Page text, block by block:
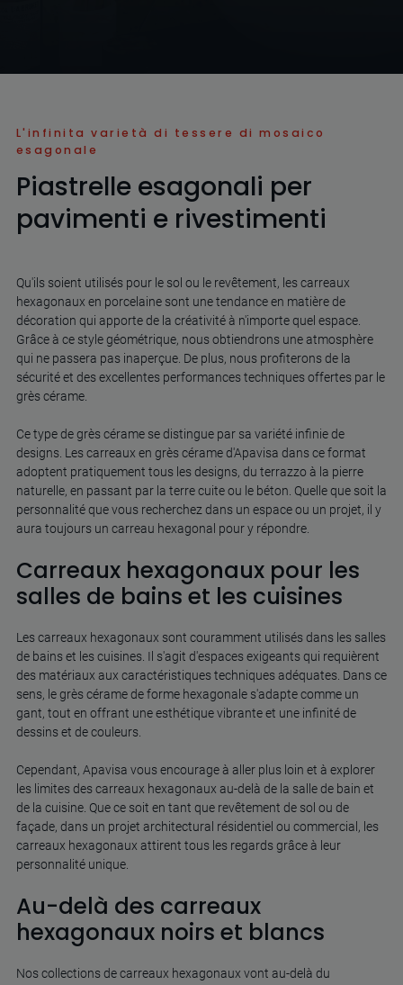
L'infinita varietà di tessere di mosaico
esagonale
Piastrelle esagonali per
pavimenti e rivestimenti
Qu'ils soient utilisés pour le sol ou le revêtement, les carreaux
hexagonaux en porcelaine sont une tendance en matière de
décoration qui apporte de la créativité à n'importe quel espace.
Grâce à ce style géométrique, nous obtiendrons une atmosphère
qui ne passera pas inaperçue. De plus, nous profiterons de la
sécurité et des excellentes performances techniques offertes par le
grès cérame.
Ce type de grès cérame se distingue par sa variété infinie de
designs. Les carreaux en grès cérame d'Apavisa dans ce format
adoptent pratiquement tous les designs, du terrazzo à la pierre
naturelle, en passant par la terre cuite ou le béton. Quelle que soit la
personnalité que vous recherchez dans un espace ou un projet, il y
aura toujours un carreau hexagonal pour y répondre.
Carreaux hexagonaux pour les
salles de bains et les cuisines
Les carreaux hexagonaux sont couramment utilisés dans les salles
de bains et les cuisines. Il s'agit d'espaces exigeants qui requièrent
des matériaux aux caractéristiques techniques adéquates. Dans ce
sens, le grès cérame de forme hexagonale s'adapte comme un
gant, tout en offrant une esthétique vibrante et une infinité de
dessins et de couleurs.
Cependant, Apavisa vous encourage à aller plus loin et à explorer
les limites des carreaux hexagonaux au-delà de la salle de bain et
de la cuisine. Que ce soit en tant que revêtement de sol ou de
façade, dans un projet architectural résidentiel ou commercial, les
carreaux hexagonaux attirent tous les regards grâce à leur
personnalité unique.
Au-delà des carreaux
hexagonaux noirs et blancs
Nos collections de carreaux hexagonaux vont au-delà du